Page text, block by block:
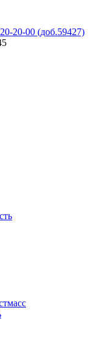
20-00 (доб.59427)